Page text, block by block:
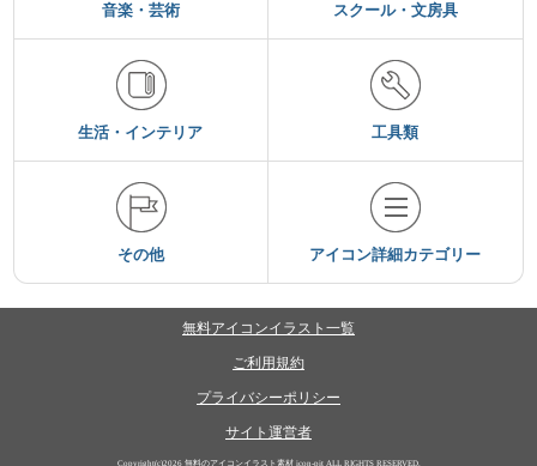
音楽・芸術 スクール・文房具
生活・インテリア 工具類
その他 アイコン詳細カテゴリー
無料アイコンイラスト一覧
ご利用規約
プライバシーポリシー
サイト運営者
Copyright(c)2026 無料のアイコンイラスト素材 icon-pitALL RIGHTS RESERVED.